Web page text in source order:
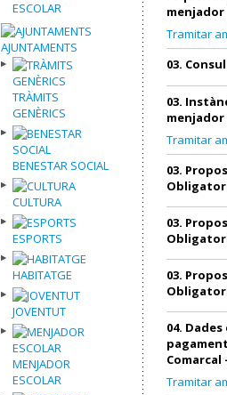
ESCOLAR
AJUNTAMENTS
TRÀMITS
GENÈRICS
BENESTAR SOCIAL
CULTURA
ESPORTS
HABITATGE
JOVENTUT
MENJADOR
ESCOLAR
menjador
Tramitar
03.
03.
menjador
Tramitar
03.
03.
03.
04.
Comarcal
Tramitar